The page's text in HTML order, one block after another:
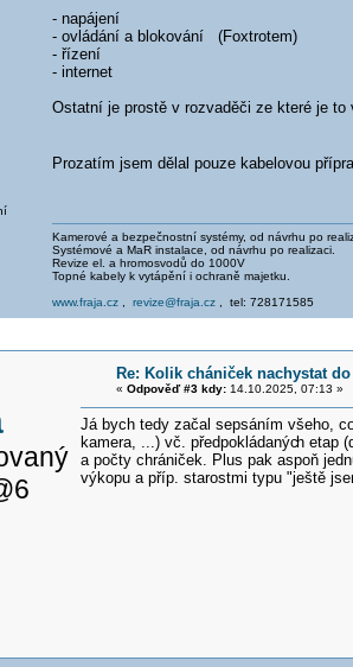
- napájení
- ovládání a blokování (Foxtrotem)
- řízení
- internet
Ostatní je prostě v rozvaděči ze které je to
Prozatím jsem dělal pouze kabelovou
Kamerové a bezpečnostní systémy, od návrhu po
Systémové a MaR instalace, od návrhu po realizaci.
Revize el. a hromosvodů do 1000V
Topné kabely k vytápění i ochraně majetku.
www.fraja.cz, revize@fraja.cz, tel: 728171585
Re: Kolik chániček nachystat
« Odpověď #3 kdy:14.10.2025, 07:13 »
Já bych tedy začal sepsáním všeho,
kamera, ...) vč. předpokládaných etap
a počty chrániček. Plus pak aspoň
výkopu a příp. starostmi typu "ještě